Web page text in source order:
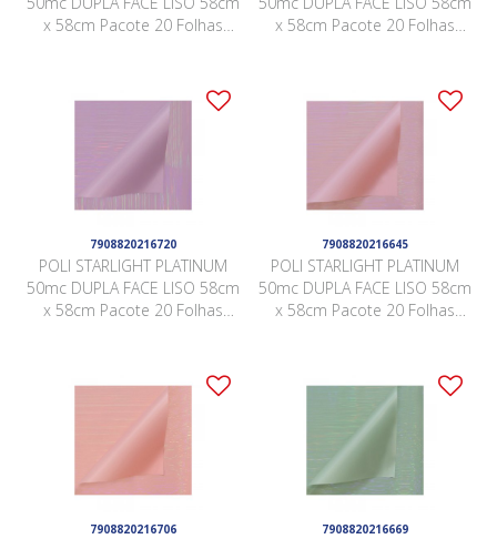
x 58cm Pacote 20 Folhas
x 58cm Pacote 20 Folhas
7908820216720
POLI STARLIGHT PLATINUM
50mc DUPLA FACE LISO 58cm
x 58cm Pacote 20 Folhas
7908820216645
POLI STARLIGHT PLATINUM
50mc DUPLA FACE LISO 58cm
x 58cm Pacote 20 Folhas
7908820216706 7908820216669